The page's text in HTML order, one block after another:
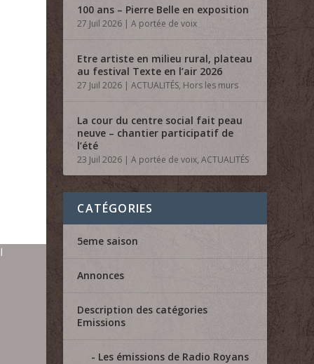
100 ans – Pierre Belle en exposition
27 Juil 2026 |A portée de voix
Etre artiste en milieu rural, plateau
au festival Texte en l’air 2026
27 Juil 2026 |ACTUALITÉS, Hors les murs
La cour du centre social fait peau
neuve – chantier participatif de
l’été
23 Juil 2026 |A portée de voix,ACTUALITÉS
CATÉGORIES
5eme saison
Annonces
Description des catégories
Emissions
Les émissions de Radio Royans